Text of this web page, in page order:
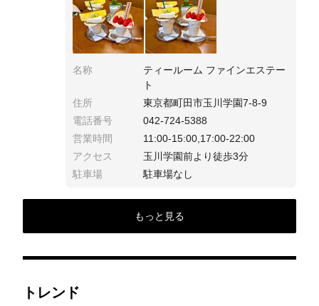
名称
ティールーム ファインエステー
ト
住所
東京都町田市玉川学園7-8-9
電話番号
042-724-5388
営業時間
11:00-15:00,17:00-22:00
アクセス
玉川学園前より徒歩3分
駐車場
駐車場なし
もっと見る
トレンド